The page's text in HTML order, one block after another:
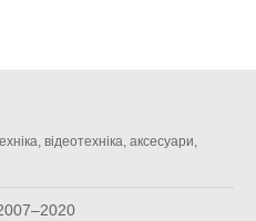
відеотехніка, аксесуари,